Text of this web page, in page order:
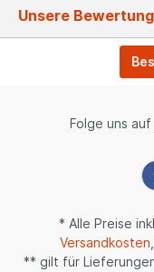
Unsere
Folge uns
* Alle Preise
Versandkosten
** gilt für